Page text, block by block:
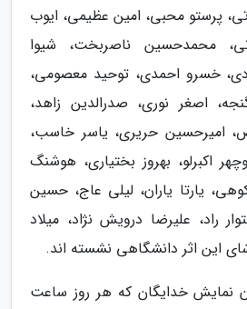
پرستو محبی، امین عظیمی، ایوب
محمدحسین ناصربخت، شیوا
خسرو احمدی، توحید معصومی،
اصغر نوری، صدرالدین زاهد،
امیرحسین حریری، یاسر خاسب،
اکبرلو، بهروز بختیاری، هوشنگ
یارتا یاران، لیلی عاج، حسین
راد، علیرضا درویش نژاد، میلاد
این اثر دانشگاهی نشسته اند.
نمایش خدایگان که هر روز ساعت